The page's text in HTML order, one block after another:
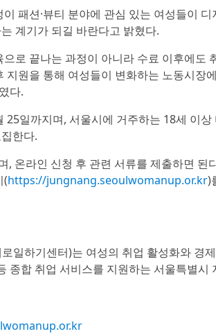
패션·뷰티 분야에 관심 있는 여성들이
계기가 되길 바란다고 밝혔다.
로 끝나는 과정이 아니라 수료 이후에도
지원을 통해 여성들이 변화하는 노동시장
다.
25일까지며, 서울시에 거주하는 18세 이
한다.
, 온라인 신청 후 관련 서류를 제출하면 된
(https://jungnang.seoulwomanup.or.kr)
일하기센터)는 여성의 취업 활성화와 경
종합 취업 서비스를 지원하는 서울특별시